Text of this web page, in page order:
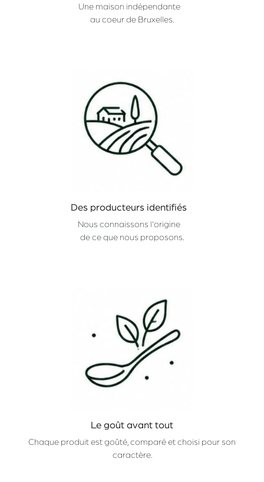
Une maison indépendante
au coeur de Bruxelles.
Des producteurs identifiés
Nous connaissons l'origine
de ce que nous proposons.
Le goût avant tout
Chaque produit est goûté, comparé et choisi pour son
caractère.